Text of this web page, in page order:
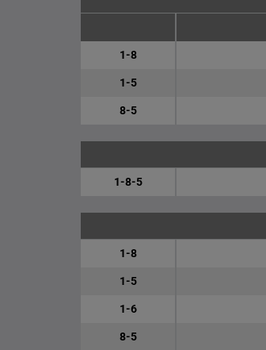
1-8
1-5
8-5
1-8-5
1-8
1-5
1-6
8-5